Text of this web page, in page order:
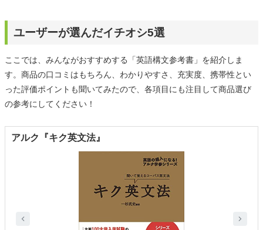
ユーザーが選んだイチオシ5選
ここでは、みんながおすすめする「英語構文参考書」を紹介しま
す。商品の口コミはもちろん、わかりやすさ、充実度、携帯性とい
った評価ポイントも聞いてみたので、各項目にも注目して商品選び
の参考にしてください！
アルク『キク英文法』